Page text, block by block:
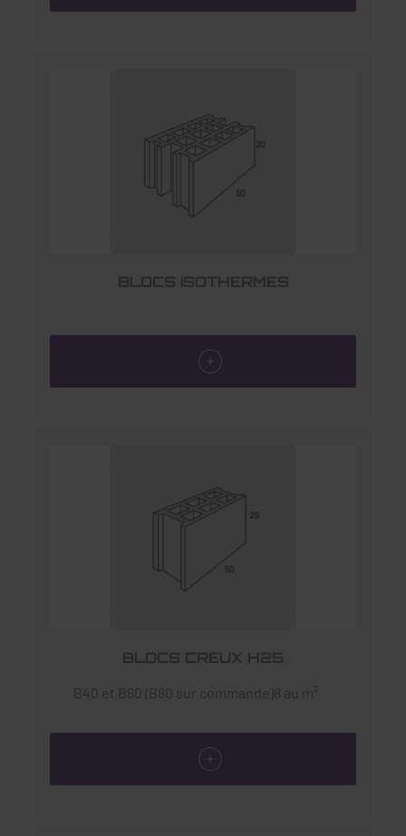
BLOCS ISOTHERMES
BLOCS CREUX H25
B40 et B60 (B80 sur commande)8 au m²